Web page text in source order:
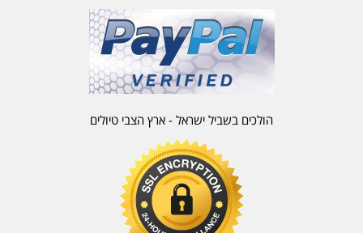
הולכים בשביל ישראל - ארץ הצבי טיולים